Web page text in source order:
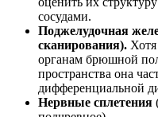
сосудами.
Поджелудочная
сканирования).
органам брюшной
пространства она
дифференциальной
Нервные сплетения